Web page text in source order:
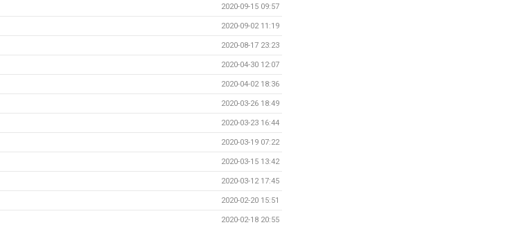
2020-09-15 09:57
2020-09-02 11:19
2020-08-17 23:23
2020-04-30 12:07
2020-04-02 18:36
2020-03-26 18:49
2020-03-23 16:44
2020-03-19 07:22
2020-03-15 13:42
2020-03-12 17:45
2020-02-20 15:51
2020-02-18 20:55